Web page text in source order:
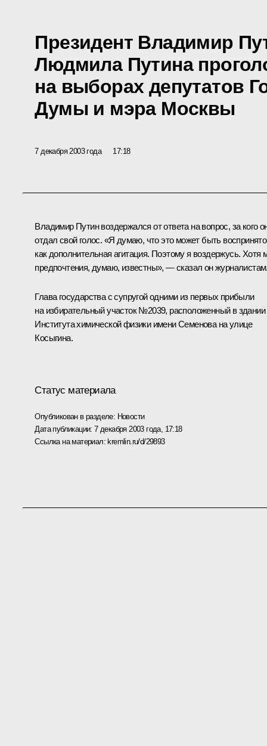
Президент Владимир
Людмила Путина
на выборах депутатов
Думы и мэра Москвы
7 декабря 2003 года 17:18
Владимир Путин воздержался от ответа на вопрос, за кого
отдал свой голос. «Я думаю, что это может быть воспринято
как дополнительная агитация. Поэтому я воздержусь. Хотя
предпочтения, думаю, известны», — сказал он
Глава государства с супругой одними из первых прибыли
на избирательный участок №2039, расположенный в здании
Института химической физики имени Семенова на улице
Косыгина.
Статус материала
Опубликован в разделе: Новости
Дата публикации:7 декабря 2003 года, 17:18
Ссылка на материал:kremlin.ru/d/29893